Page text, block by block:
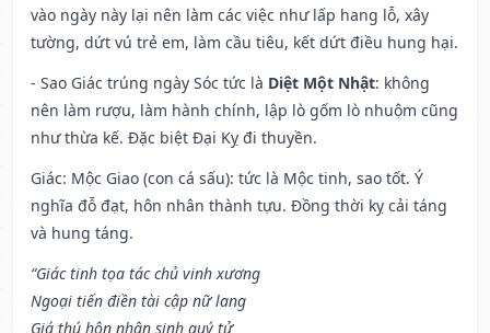
vào ngày này lại nên làm các việc như lấp hang lỗ, xây
tường, dứt vú trẻ em, làm cầu tiêu, kết dứt điều hung hại.
- Sao Giác trúng ngày Sóc tức là Diệt Một Nhật: không
nên làm rượu, làm hành chính, lập lò gốm lò nhuộm cũng
như thừa kế. Đặc biệt Đại Kỵ đi thuyền.
Giác: Mộc Giao (con cá sấu): tức là Mộc tinh, sao tốt. Ý
nghĩa đỗ đạt, hôn nhân thành tựu. Đồng thời kỵ cải táng
và hung táng.
“Giác tinh tọa tác chủ vinh xương
Ngoại tiến điền tài cập nữ lang
Giá thú hôn nhân sinh quý tử